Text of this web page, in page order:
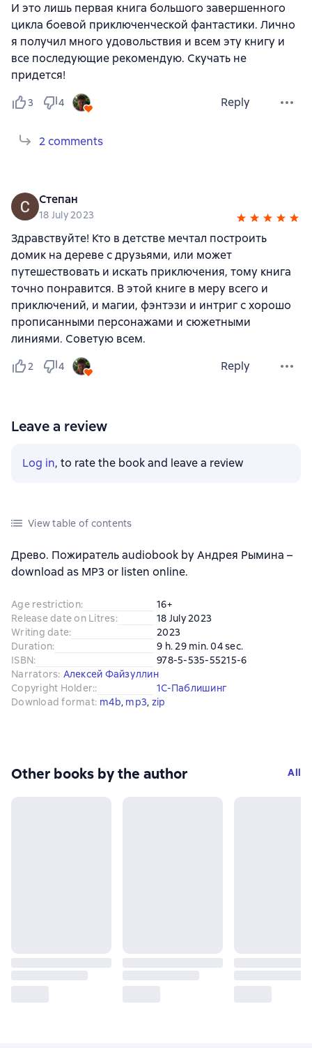
И это лишь первая книга большого завершенного
цикла боевой приключенческой фантастики. Лично
я получил много удовольствия и всем эту книгу и
все последующие рекомендую. Скучать не
придется!
3 4 Reply
2 comments
Степан
18 July 2023
Здравствуйте! Кто в детстве мечтал построить
домик на дереве с друзьями, или может
путешествовать и искать приключения, тому книга
точно понравится. В этой книге в меру всего и
приключений, и магии, фэнтэзи и интриг с хорошо
прописанными персонажами и сюжетными
линиями. Советую всем.
2 4 Reply
Leave a review
Log in, to rate the book and leave a review
View table of contents
Древо. Пожиратель audiobook by Андрея Рымина –
download as MP3 or listen online.
Age restriction:
16+
Release date on Litres:
18 July 2023
Writing date:
2023
Duration:
9 h. 29 min. 04 sec.
ISBN:
978-5-535-55215-6
Narrators: Алексей Файзуллин
Copyright Holder::
1С-Паблишинг
Download format: m4b, mp3, zip
Other books by the author All